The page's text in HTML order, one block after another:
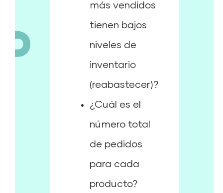
más vendidos
tienen bajos
niveles de
inventario
(reabastecer)?
¿Cuál es el
número total
de pedidos
para cada
producto?